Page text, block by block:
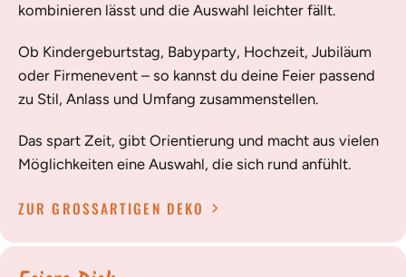
kombinieren lässt und die Auswahl leichter fällt.
Ob Kindergeburtstag, Babyparty, Hochzeit, Jubiläum
oder Firmenevent – so kannst du deine Feier passend
zu Stil, Anlass und Umfang zusammenstellen.
Das spart Zeit, gibt Orientierung und macht aus vielen
Möglichkeiten eine Auswahl, die sich rund anfühlt.
ZUR GROSSARTIGEN DEKO